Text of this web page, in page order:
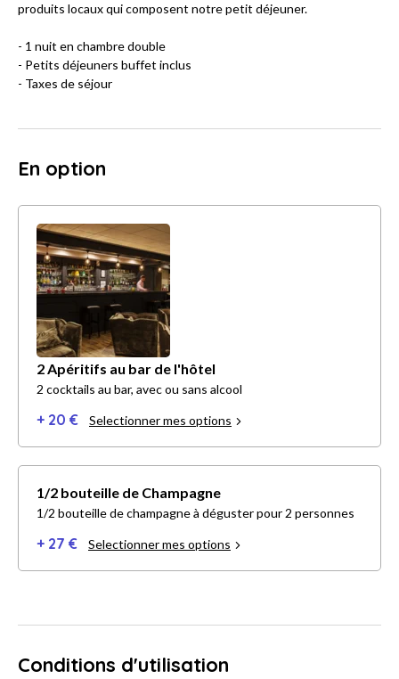
produits locaux qui composent notre petit déjeuner.
- 1 nuit en chambre double
- Petits déjeuners buffet inclus
- Taxes de séjour
En option
2 Apéritifs au bar de l'hôtel
2 cocktails au bar, avec ou sans alcool
+ 20 € Selectionner mes options
1/2 bouteille de Champagne
1/2 bouteille de champagne à déguster pour 2 personnes
+ 27 € Selectionner mes options
Conditions d'utilisation